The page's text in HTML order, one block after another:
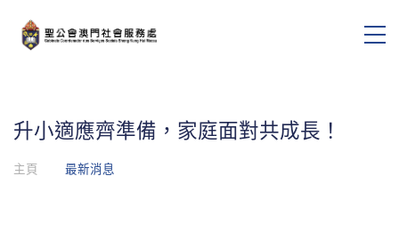
升小適應齊準備，家庭面對共成長！
主頁 最新消息